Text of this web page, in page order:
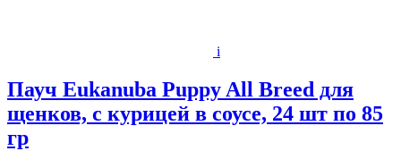
i
Пауч Eukanuba Puppy All Breed для
щенков, с курицей в соусе, 24 шт по 85
гр